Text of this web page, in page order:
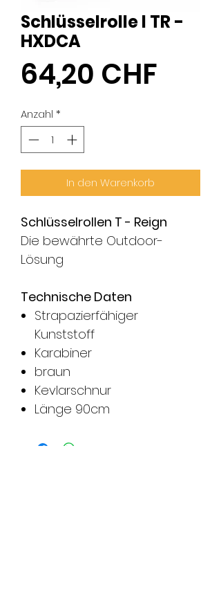
Schlüsselrolle I TR -
HXDCA
64,20 CHF
Anzahl *
In den Warenkorb
Schlüsselrollen T - Reign
Die bewährte Outdoor-
Lösung
Technische Daten
Strapazierfähiger
Kunststoff
Karabiner
braun
Kevlarschnur
Länge 90cm